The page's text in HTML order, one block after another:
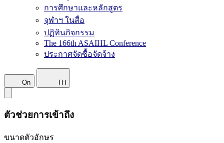
การศึกษาและหลักสูตร
จุฬาฯ ในสื่อ
ปฏิทินกิจกรรม
The 166th ASAIHL Conference
ประกาศจัดซื้อจัดจ้าง
On TH
ตัวช่วยการเข้าถึง
ขนาดตัวอักษร